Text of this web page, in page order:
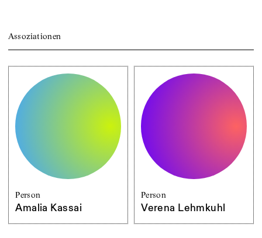
Assoziationen
Person
Amalia Kassai
Person
Verena Lehmkuhl